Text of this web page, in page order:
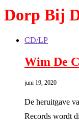
Dorp Bij
CD/LP
Wim De
juni 19, 2020
De heruitgave
Records wordt